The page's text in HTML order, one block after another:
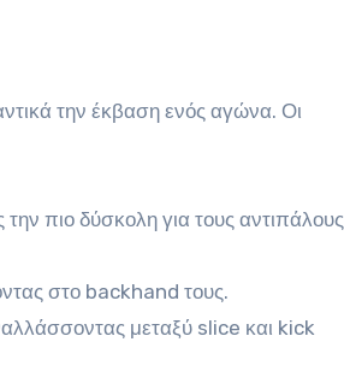
την έκβαση ενός αγώνα. Οι
πιο δύσκολη για τους αντιπάλους
στο backhand τους.
μεταξύ slice και kick